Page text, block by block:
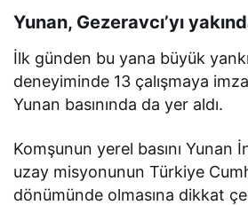
Yunan, Gezeravcı’yı
İlk günden bu yana büyük
deneyiminde 13 çalışmaya
Yunan basınında da yer aldı.
Komşunun yerel basını Yunan
uzay misyonunun Türkiye
dönümünde olmasına dikkat